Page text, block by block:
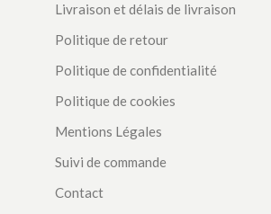
Livraison et délais de livraison
Politique de retour
Politique de confidentialité
Politique de cookies
Mentions Légales
Suivi de commande
Contact